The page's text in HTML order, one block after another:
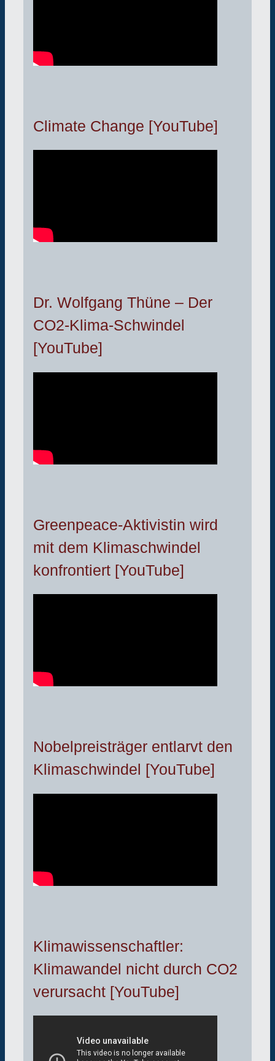
Climate Change [YouTube]
Dr. Wolfgang Thüne – Der
CO2-Klima-Schwindel
[YouTube]
Greenpeace-Aktivistin wird
mit dem Klimaschwindel
konfrontiert [YouTube]
Nobelpreisträger entlarvt den
Klimaschwindel [YouTube]
Klimawissenschaftler:
Klimawandel nicht durch CO2
verursacht [YouTube]